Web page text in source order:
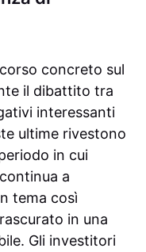
concreto sul
il dibattito tra
interessanti
ultime rivestono
in cui
a
tema così
in una
Gli investitori